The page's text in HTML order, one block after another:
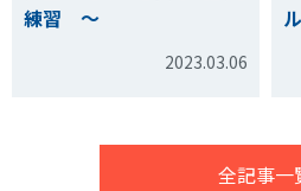
練習 ～
2023.03.06
全記事一